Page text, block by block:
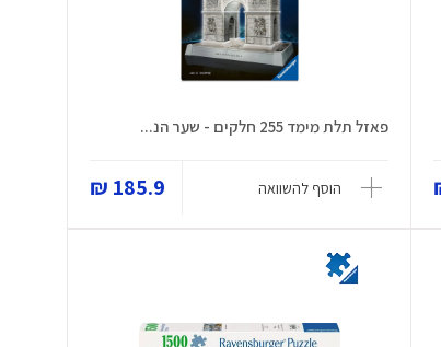
פאזל תלת מימד 255 חלקים - שער הנ...
הוסף להשוואה 185.9 ₪